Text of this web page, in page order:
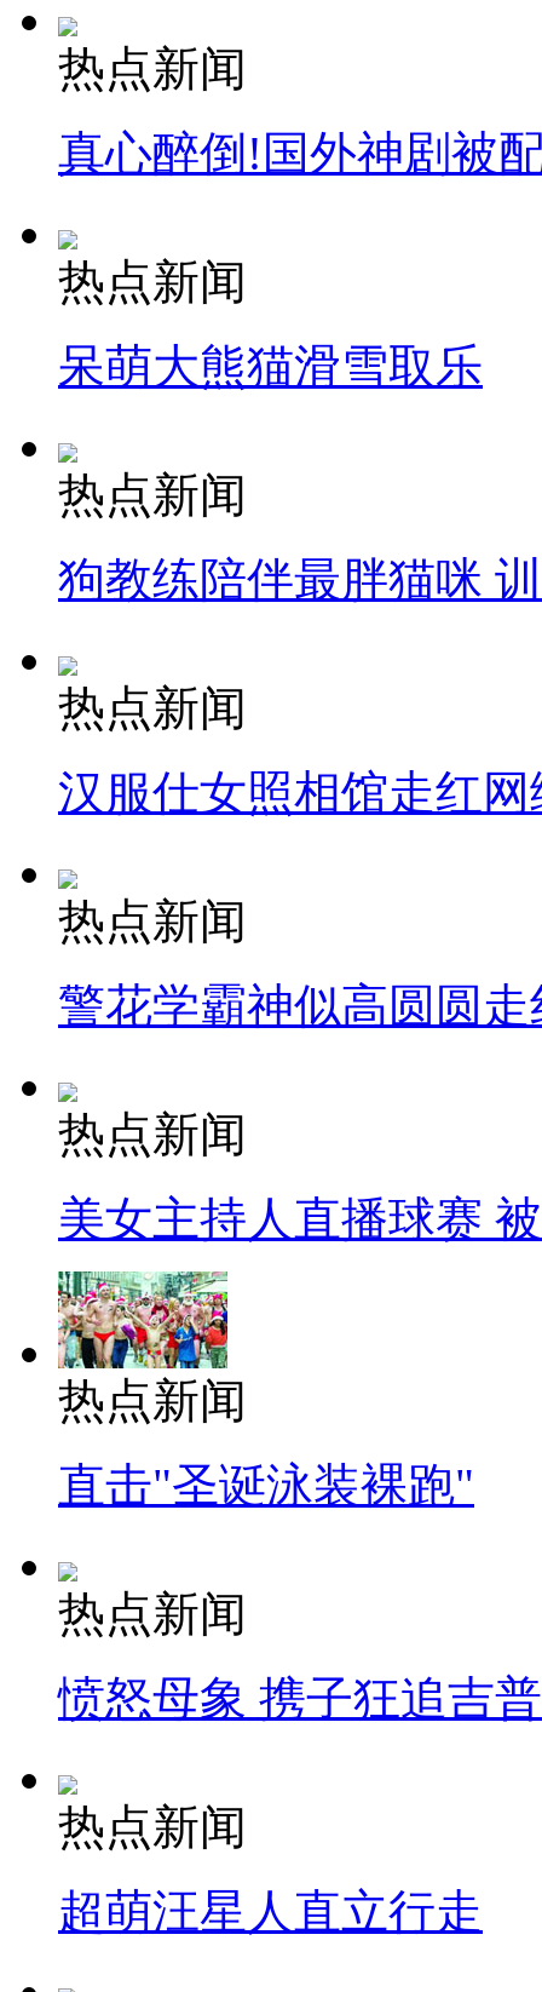
热点新闻
真心醉倒!国外神剧被
热点新闻
呆萌大熊猫滑雪取乐
热点新闻
狗教练陪伴最胖猫咪
热点新闻
汉服仕女照相馆走红网
热点新闻
警花学霸神似高圆圆走
热点新闻
美女主持人直播球赛
热点新闻
直击"圣诞泳装裸跑"
热点新闻
愤怒母象 携子狂追吉
热点新闻
超萌汪星人直立行走